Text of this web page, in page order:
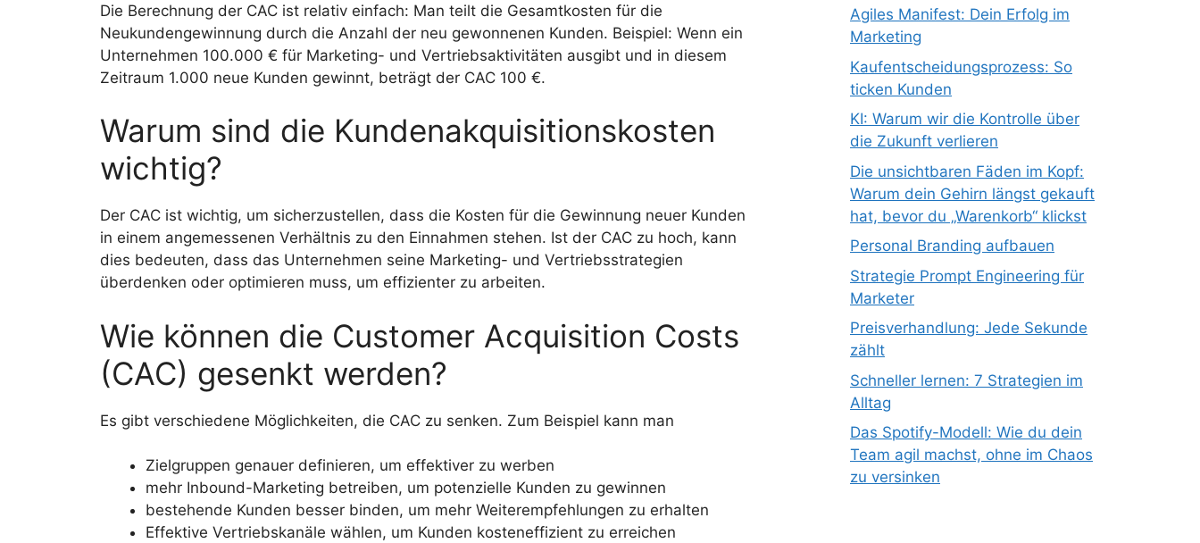
Die Berechnung der CAC ist relativ einfach: Man teilt die Gesamtkosten für die
Neukundengewinnung durch die Anzahl der neu gewonnenen Kunden. Beispiel: Wenn ein
Unternehmen 100.000 € für Marketing- und Vertriebsaktivitäten ausgibt und in diesem
Zeitraum 1.000 neue Kunden gewinnt, beträgt der CAC 100 €.
Warum sind die Kundenakquisitionskosten
wichtig?
Der CAC ist wichtig, um sicherzustellen, dass die Kosten für die Gewinnung neuer Kunden
in einem angemessenen Verhältnis zu den Einnahmen stehen. Ist der CAC zu hoch, kann
dies bedeuten, dass das Unternehmen seine Marketing- und Vertriebsstrategien
überdenken oder optimieren muss, um effizienter zu arbeiten.
Wie können die Customer Acquisition Costs
(CAC) gesenkt werden?
Es gibt verschiedene Möglichkeiten, die CAC zu senken. Zum Beispiel kann man
Zielgruppen genauer definieren, um effektiver zu werben
mehr Inbound-Marketing betreiben, um potenzielle Kunden zu gewinnen
bestehende Kunden besser binden, um mehr Weiterempfehlungen zu erhalten
Effektive Vertriebskanäle wählen, um Kunden kosteneffizient zu erreichen
Agiles Manifest: Dein Erfolg im
Marketing
Kaufentscheidungsprozess: So
ticken Kunden
KI: Warum wir die Kontrolle über
die Zukunft verlieren
Die unsichtbaren Fäden im Kopf:
Warum dein Gehirn längst gekauft
hat, bevor du „Warenkorb“ klickst
Personal Branding aufbauen
Strategie Prompt Engineering für
Marketer
Preisverhandlung: Jede Sekunde
zählt
Schneller lernen: 7 Strategien im
Alltag
Das Spotify-Modell: Wie du dein
Team agil machst, ohne im Chaos
zu versinken